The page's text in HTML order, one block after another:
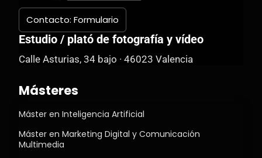
Contacto: Formulario
Estudio / plató de fotografía y vídeo
Calle Asturias, 34 bajo · 46023 Valencia
Másteres
Máster en Inteligencia Artificial
Máster en Marketing Digital y Comunicación
Multimedia